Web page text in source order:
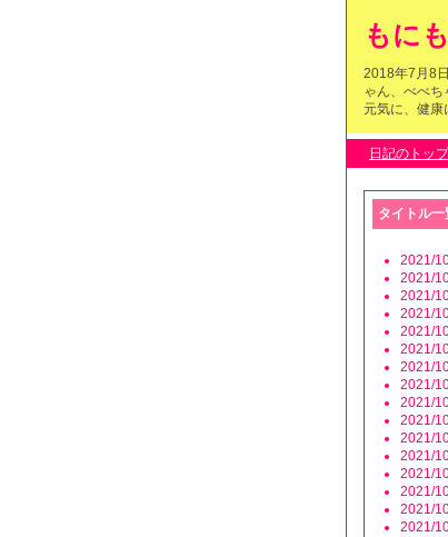
もに
2018年7月8
ゃん、べべち
元気に、健康
日記のトッ
タイトル一
2021/
2021/
2021/
2021/
2021/
2021/
2021/
2021/
2021/
2021/
2021/
2021/
2021/
2021/
2021/
2021/